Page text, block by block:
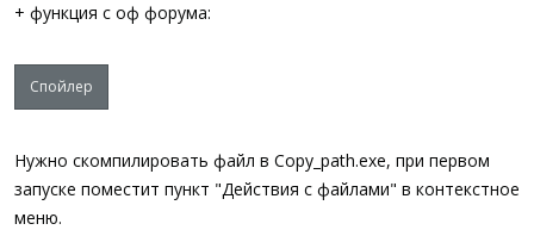
+ функция с оф форума:
Спойлер
Нужно скомпилировать файл в Copy_path.exe, при первом
запуске поместит пункт "Действия с файлами" в контекстное
меню.